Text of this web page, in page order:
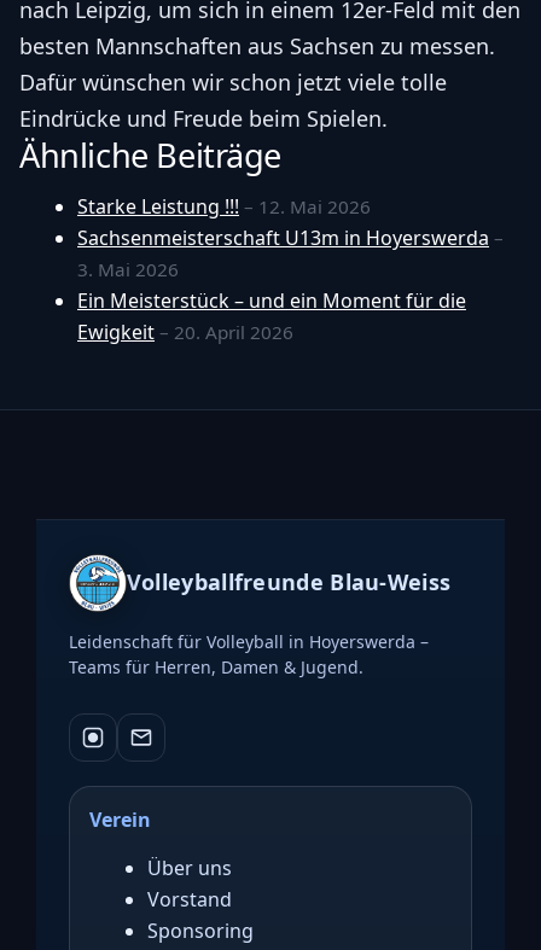
nach Leipzig, um sich in einem 12er-Feld mit den
besten Mannschaften aus Sachsen zu messen.
Dafür wünschen wir schon jetzt viele tolle
Eindrücke und Freude beim Spielen.
Ähnliche Beiträge
Starke Leistung !!! – 12. Mai 2026
Sachsenmeisterschaft U13m in Hoyerswerda –
3. Mai 2026
Ein Meisterstück – und ein Moment für die
Ewigkeit – 20. April 2026
Volleyballfreunde Blau-Weiss
Leidenschaft für Volleyball in Hoyerswerda –
Teams für Herren, Damen & Jugend.
Verein
Über uns
Vorstand
Sponsoring